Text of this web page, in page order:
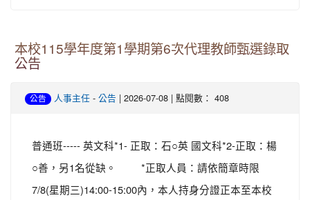
本校115學年度第1學期第6次代理教師甄選錄取
公告
公告 人事主任 - 公告 | 2026-07-08 | 點閱數： 408
普通班----- 英文科*1- 正取：石○英 國文科*2-正取：楊
○善，另1名從缺。 *正取人員：請依簡章時限
7/8(星期三)14:00-15:00內，本人持身分證正本至本校